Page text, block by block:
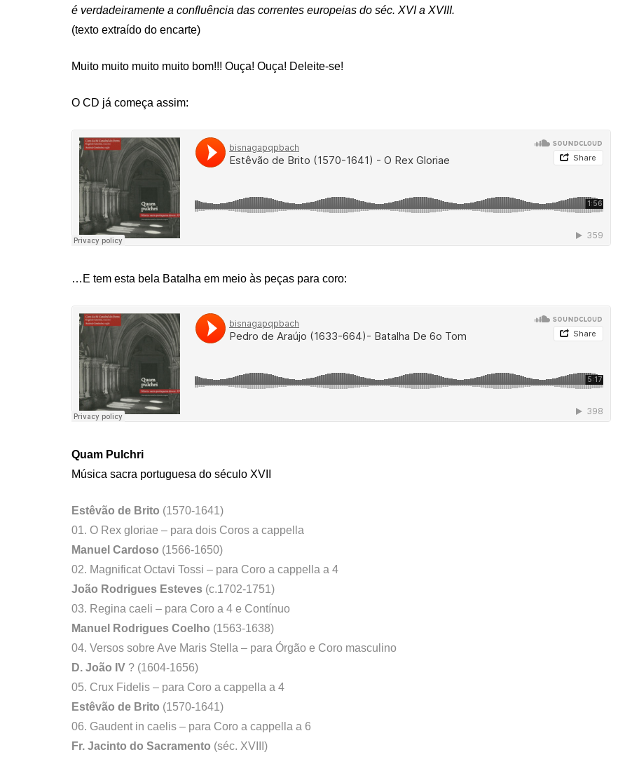
é verdadeiramente a confluência das correntes europeias do séc. XVI a XVIII.
(texto extraído do encarte)
Muito muito muito muito bom!!! Ouça! Ouça! Deleite-se!
O CD já começa assim:
…E tem esta bela Batalha em meio às peças para coro:
Quam Pulchri
Música sacra portuguesa do século XVII
Estêvão de Brito (1570-1641)
01. O Rex gloriae – para dois Coros a cappella
Manuel Cardoso (1566-1650)
02. Magnificat Octavi Tossi – para Coro a cappella a 4
João Rodrigues Esteves (c.1702-1751)
03. Regina caeli – para Coro a 4 e Contínuo
Manuel Rodrigues Coelho (1563-1638)
04. Versos sobre Ave Maris Stella – para Órgão e Coro masculino
D. João IV ? (1604-1656)
05. Crux Fidelis – para Coro a cappella a 4
Estêvão de Brito (1570-1641)
06. Gaudent in caelis – para Coro a cappella a 6
Fr. Jacinto do Sacramento (séc. XVIII)